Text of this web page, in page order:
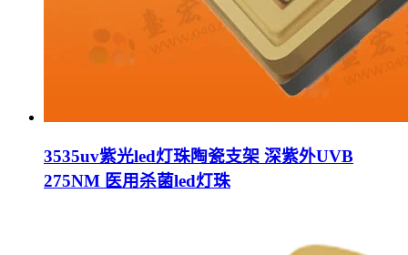
3535uv紫光led灯珠陶瓷支架 深紫外UVB
275NM 医用杀菌led灯珠